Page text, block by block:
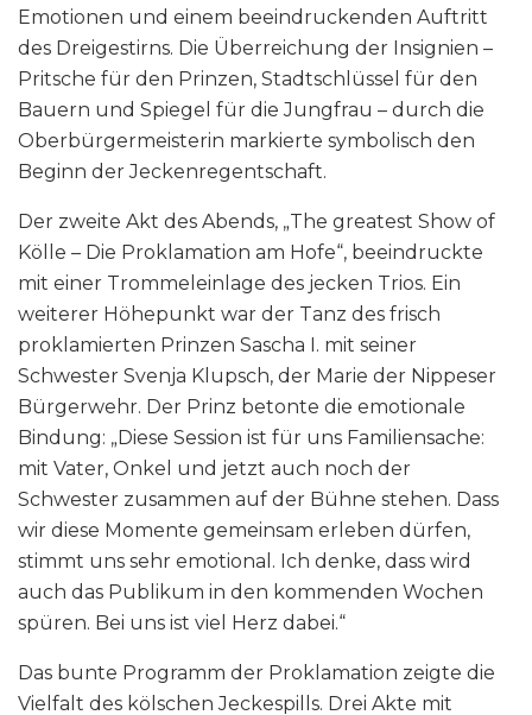
Emotionen und einem beeindruckenden Auftritt
des Dreigestirns. Die Überreichung der Insignien –
Pritsche für den Prinzen, Stadtschlüssel für den
Bauern und Spiegel für die Jungfrau – durch die
Oberbürgermeisterin markierte symbolisch den
Beginn der Jeckenregentschaft.
Der zweite Akt des Abends, „The greatest Show of
Kölle – Die Proklamation am Hofe“, beeindruckte
mit einer Trommeleinlage des jecken Trios. Ein
weiterer Höhepunkt war der Tanz des frisch
proklamierten Prinzen Sascha I. mit seiner
Schwester Svenja Klupsch, der Marie der Nippeser
Bürgerwehr. Der Prinz betonte die emotionale
Bindung: „Diese Session ist für uns Familiensache:
mit Vater, Onkel und jetzt auch noch der
Schwester zusammen auf der Bühne stehen. Dass
wir diese Momente gemeinsam erleben dürfen,
stimmt uns sehr emotional. Ich denke, dass wird
auch das Publikum in den kommenden Wochen
spüren. Bei uns ist viel Herz dabei.“
Das bunte Programm der Proklamation zeigte die
Vielfalt des kölschen Jeckespills. Drei Akte mit